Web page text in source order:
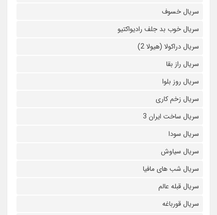
سریال خسوف
سریال خوب بد جلف رادیواکتیو
سریال دراکولا (هیولا 2)
سریال راز بقا
سریال روز بلوا
سریال زخم کاری
سریال ساخت ایران 3
سریال سودا
سریال سیاوش
سریال شب های مافیا
سریال قبله عالم
سریال قورباغه